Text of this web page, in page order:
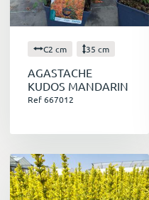
C2 cm 35 cm
AGASTACHE
KUDOS MANDARIN
Ref 667012